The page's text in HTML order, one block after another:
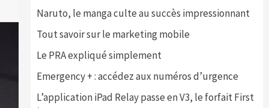
Naruto, le manga culte au succès impressionnant
Tout savoir sur le marketing mobile
Le PRA expliqué simplement
Emergency + : accédez aux numéros d’urgence
L’application iPad Relay passe en V3, le forfait First